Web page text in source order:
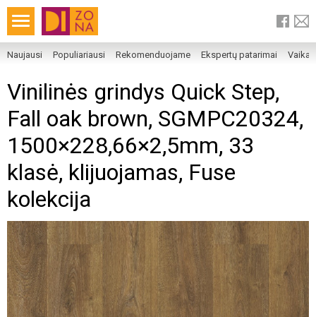
Naujausi Populiariausi Rekomenduojame Ekspertų patarimai
Vinilinės grindys Quick Step,
Fall oak brown, SGMPC20324,
1500×228,66×2,5mm, 33
klasė, klijuojamas, Fuse
kolekcija